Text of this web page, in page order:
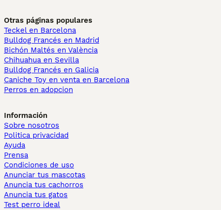
Otras páginas populares
Teckel en Barcelona
Bulldog Francés en Madrid
Bichón Maltés en València
Chihuahua en Sevilla
Bulldog Francés en Galicia
Caniche Toy en venta en Barcelona
Perros en adopcion
Información
Sobre nosotros
Politica privacidad
Ayuda
Prensa
Condiciones de uso
Anunciar tus mascotas
Anuncia tus cachorros
Anuncia tus gatos
Test perro ideal